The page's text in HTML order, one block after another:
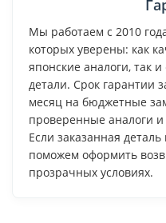
Мы работаем с 2010
которых уверены: как
японские аналоги, так
детали. Срок гарантии
месяц на бюджетные
проверенные аналоги
Если заказанная
поможем оформить
прозрачных условиях.